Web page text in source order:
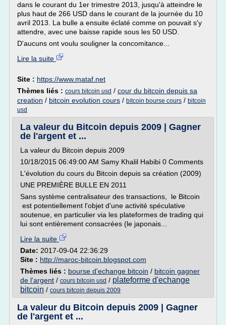
dans le courant du 1er trimestre 2013, jusqu'à atteindre le
plus haut de 266 USD dans le courant de la journée du 10
avril 2013. La bulle a ensuite éclaté comme on pouvait s'y
attendre, avec une baisse rapide sous les 50 USD.
D'aucuns ont voulu souligner la concomitance...
Lire la suite
Site : https://www.mataf.net
Thèmes liés : cours bitcoin usd / cour du bitcoin depuis sa
creation / bitcoin evolution cours / bitcoin bourse cours / bitcoin
usd
La valeur du Bitcoin depuis 2009 | Gagner
de l'argent et ...
La valeur du Bitcoin depuis 2009
10/18/2015 06:49:00 AM Samy Khalil Habibi 0 Comments
L'évolution du cours du Bitcoin depuis sa création (2009)
UNE PREMIÈRE BULLE EN 2011
Sans système centralisateur des transactions, le Bitcoin
est potentiellement l'objet d'une activité spéculative
soutenue, en particulier via les plateformes de trading qui
lui sont entièrement consacrées (le japonais...
Lire la suite
Date: 2017-09-04 22:36:29
Site : http://maroc-bitcoin.blogspot.com
Thèmes liés : bourse d'echange bitcoin / bitcoin gagner
de l'argent / cours bitcoin usd / plateforme d'echange
bitcoin / cours bitcoin depuis 2009
La valeur du Bitcoin depuis 2009 | Gagner
de l'argent et ...